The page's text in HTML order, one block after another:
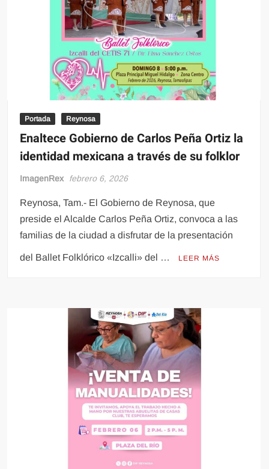
Portada Reynosa
Enaltece Gobierno de Carlos Peña Ortiz la
identidad mexicana a través de su folklor
ImagenRex febrero 6, 2026
Reynosa, Tam.- El Gobierno de Reynosa, que
preside el Alcalde Carlos Peña Ortiz, convoca a las
familias de la ciudad a disfrutar de la presentación
del Ballet Folklórico «Izcalli» del … LEER MÁS